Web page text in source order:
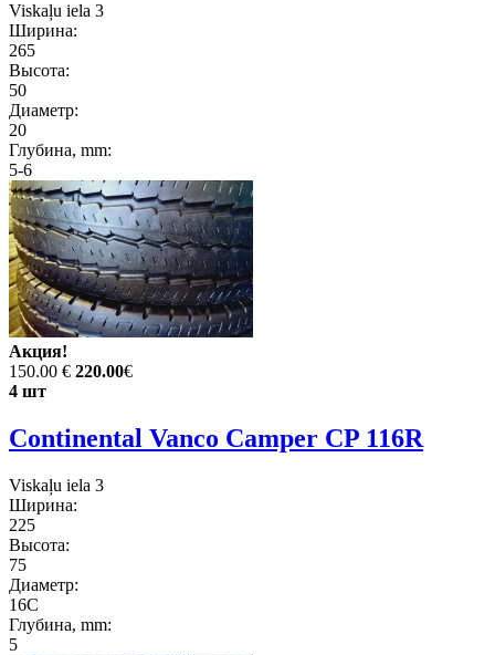
Viskaļu iela 3
Ширина:
265
Высота:
50
Диаметр:
20
Глубина, mm:
5-6
Акция!
150.00 € 220.00€
4 шт
Continental Vanco Camper CP 116R
Viskaļu iela 3
Ширина:
225
Высота:
75
Диаметр:
16C
Глубина, mm:
5